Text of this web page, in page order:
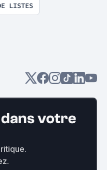
LISTES
votre